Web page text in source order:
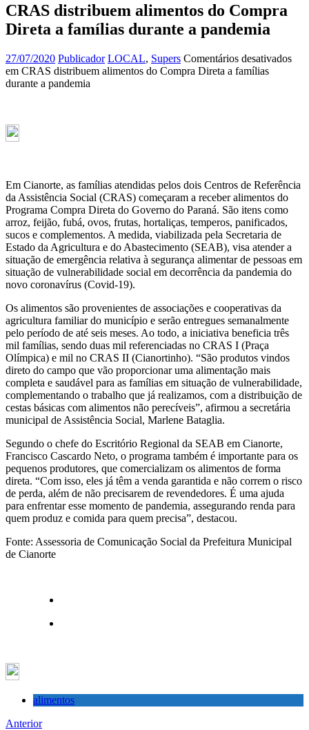
CRAS distribuem alimentos do Compra
Direta a famílias durante a pandemia
27/07/2020 Publicador LOCAL, Supers Comentários desativados
em CRAS distribuem alimentos do Compra Direta a famílias
durante a pandemia
Em Cianorte, as famílias atendidas pelos dois Centros de Referência
da Assistência Social (CRAS) começaram a receber alimentos do
Programa Compra Direta do Governo do Paraná. São itens como
arroz, feijão, fubá, ovos, frutas, hortaliças, temperos, panificados,
sucos e complementos. A medida, viabilizada pela Secretaria de
Estado da Agricultura e do Abastecimento (SEAB), visa atender a
situação de emergência relativa à segurança alimentar de pessoas em
situação de vulnerabilidade social em decorrência da pandemia do
novo coronavírus (Covid-19).
Os alimentos são provenientes de associações e cooperativas da
agricultura familiar do município e serão entregues semanalmente
pelo período de até seis meses. Ao todo, a iniciativa beneficia três
mil famílias, sendo duas mil referenciadas no CRAS I (Praça
Olímpica) e mil no CRAS II (Cianortinho). “São produtos vindos
direto do campo que vão proporcionar uma alimentação mais
completa e saudável para as famílias em situação de vulnerabilidade,
complementando o trabalho que já realizamos, com a distribuição de
cestas básicas com alimentos não perecíveis”, afirmou a secretária
municipal de Assistência Social, Marlene Bataglia.
Segundo o chefe do Escritório Regional da SEAB em Cianorte,
Francisco Cascardo Neto, o programa também é importante para os
pequenos produtores, que comercializam os alimentos de forma
direta. “Com isso, eles já têm a venda garantida e não correm o risco
de perda, além de não precisarem de revendedores. É uma ajuda
para enfrentar esse momento de pandemia, assegurando renda para
quem produz e comida para quem precisa”, destacou.
Fonte: Assessoria de Comunicação Social da Prefeitura Municipal
de Cianorte
alimentos
Anterior